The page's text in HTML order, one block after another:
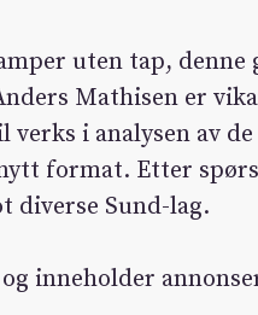
uten tap, denne
Mathisen er
i analysen av
format. Etter
diverse Sund-lag.
inneholder